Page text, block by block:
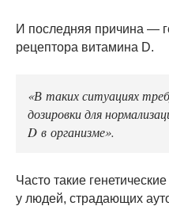
И последняя причина —
рецептора витамина D.
«В таких ситуациях
дозировки для
D в организме».
Часто такие
у людей, страдающих